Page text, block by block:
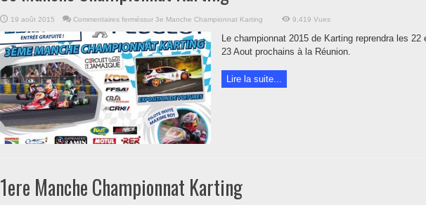
19 août 2015 Commentaires ferméssur 3e Manche Championnat Karting 9,419 Vues
Le championnat 2015 de Karting reprendra les 22
23 Aout prochains à la Réunion.
Lire la suite...
1ere Manche Championnat Karting